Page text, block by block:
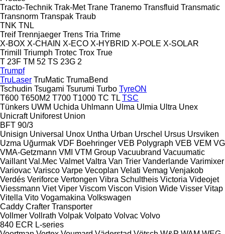
Tracto-Technik Trak-Met Trane Tranemo Transfluid Transmatic
Transnorm Transpak Traub
TNK TNL
Treif Trennjaeger Trens Tria Trime
X-BOX X-CHAIN X-ECO X-HYBRID X-POLE X-SOLAR
Trimill
Triumph Trotec Trox True
T 23F TM 52 TS 23G 2
Trumpf
TruLaser TruMatic TrumaBend
Tschudin Tsugami Tsurumi Turbo TyreON
T600 T650M2 T700 T1000 TC TL TSC
Tünkers UWM Uchida Uhlmann Ulma Ulmia Ultra Unex
Unicraft Uniforest Union
BFT 90/3
Unisign Universal Unox Untha Urban Urschel Ursus Ursviken
Uzma Uğurmak VDF Boehringer VEB Polygraph VEB VEM VG
VMA-Getzmann VMI VTM Group Vacuubrand Vacuumatic
Vaillant Val.Mec Valmet Valtra Van Trier Vanderlande Varimixer
Variovac Varisco Varpe Vecoplan Velati Vemag Venjakob
Verdés Veriforce Vertongen Vibra Schultheis Victoria Videojet
Viessmann Viet Viper Viscom Viscon Vision Wide Visser Vitap
Vitella Vito Vogamakina Volkswagen
Caddy Crafter Transporter
Vollmer Vollrath Volpak Volpato Volvac Volvo
840 ECR L-series